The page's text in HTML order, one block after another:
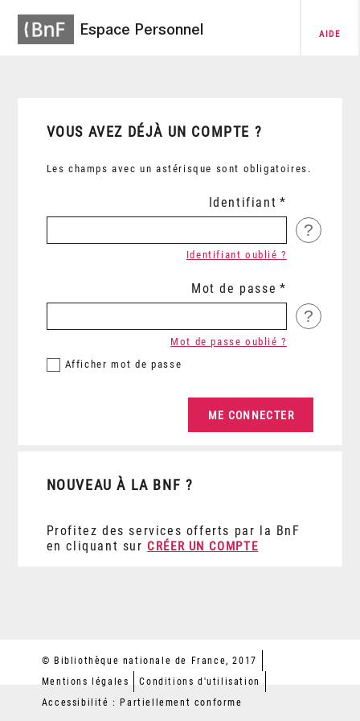
Espace Personnel AIDE
VOUS AVEZ DÉJÀ UN COMPTE ?
Les champs avec un astérisque sont obligatoires.
Identifiant
?
Identifiant oublié ?
Mot de passe
?
Afficher mot de passe
Mot de passe oublié ?
NOUVEAU À LA BNF ?
Profitez des services offerts par la BnF
en cliquant sur CRÉER UN COMPTE
© Bibliothèque nationale de France, 2017
Mentions légales
Conditions d'utilisation
Accessibilité : Partiellement conforme